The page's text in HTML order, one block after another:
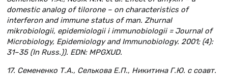
domestic analog of tilorone – on characteristics of
interferon and immune status of man. Zhurnal
mikrobiologii, epidemiologii i immunobiologii = Journal of
Microbiology, Epidemiology and Immunobiology. 2001; (4):
31–35 (In Russ.)). EDN: MPGXUD.
17. Семененко Т.А., Селькова Е.П., Никитина Г.Ю. с соавт.